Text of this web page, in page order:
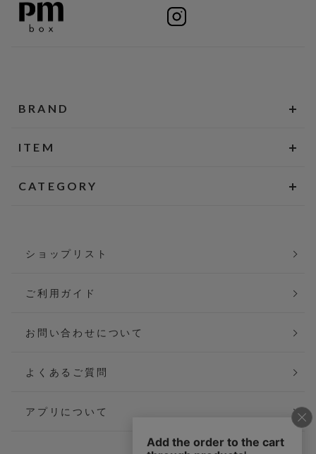
BRAND
ITEM
CATEGORY
ショップリスト
ご利用ガイド
お問い合わせについて
よくあるご質問
アプリについて